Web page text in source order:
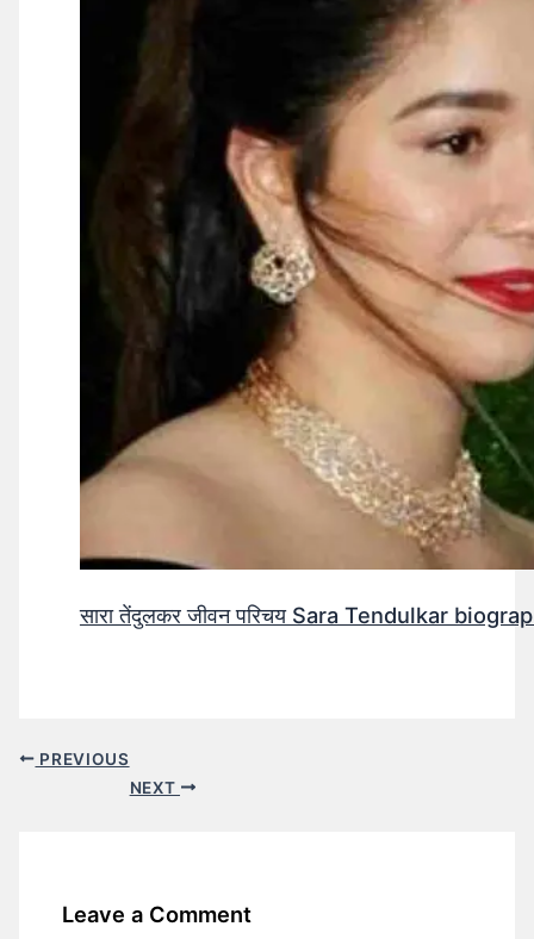
सारा तेंदुलकर जीवन परिचय Sara Tendulkar
PREVIOUS
NEXT
Leave a Comment